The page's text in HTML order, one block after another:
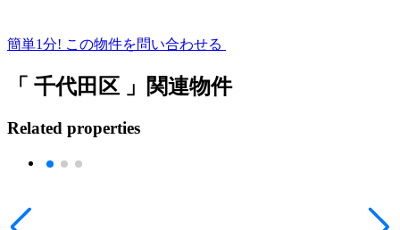
簡単1分! この物件を問い合わせる
「 千代田区 」関連物件
Related properties